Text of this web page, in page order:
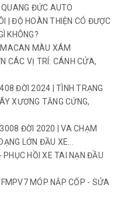
ĐỨC AUTO
| ĐỘ HOÀN THIỆN CÓ ĐƯỢC
KHÔNG?
MACAN MÀU XÁM
CÁC VỊ TRÍ: CÁNH CỬA,
ĐỜI 2024 | TÌNH TRẠNG
XƯƠNG TĂNG CỨNG,
ĐỜI 2020 | VA CHẠM
LỚN ĐẦU XE...
PHỤC HỒI XE TAI NẠN ĐẦU
MÓP NẮP CỐP - SỬA